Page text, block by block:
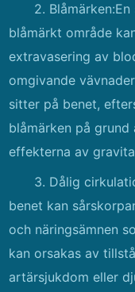
2.
blåmärkt område
extravasering av
omgivande
sitter på benet,
blåmärken på
effekterna av
3. Dålig
benet kan
och näringsämnen
kan orsakas av
artärsjukdom eller